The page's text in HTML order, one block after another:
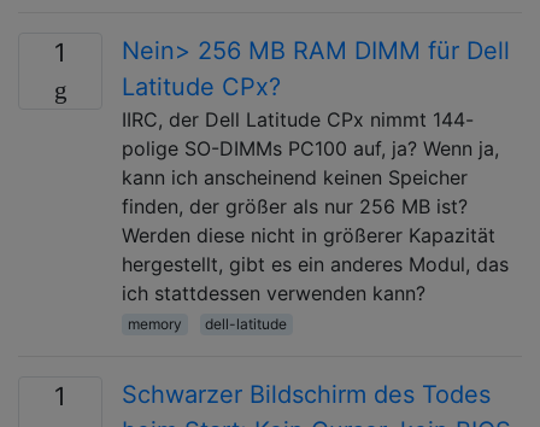
1
Nein> 256 MB RAM DIMM für Dell
Latitude CPx?
IIRC, der Dell Latitude CPx nimmt 144-
polige SO-DIMMs PC100 auf, ja? Wenn ja,
kann ich anscheinend keinen Speicher
finden, der größer als nur 256 MB ist?
Werden diese nicht in größerer Kapazität
hergestellt, gibt es ein anderes Modul, das
ich stattdessen verwenden kann?
memory dell-latitude
1
Schwarzer Bildschirm des Todes